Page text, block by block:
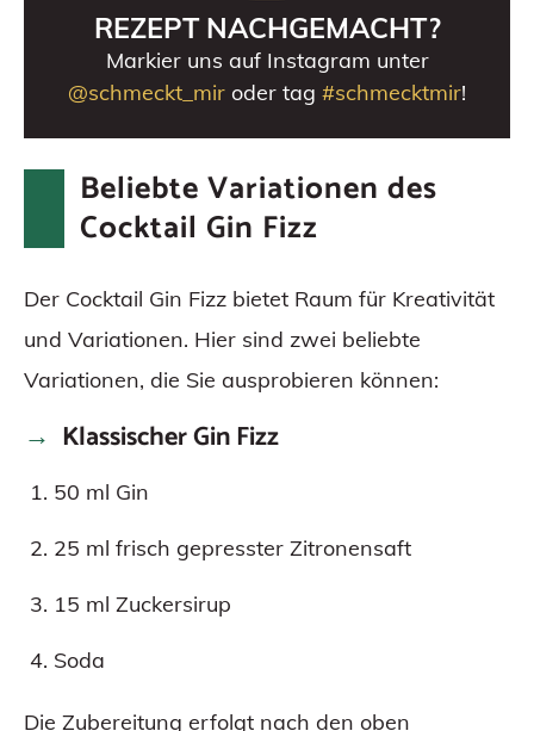
REZEPT NACHGEMACHT?
Markier uns auf Instagram unter
@schmeckt_mir oder tag #schmecktmir!
Beliebte Variationen des
Cocktail Gin Fizz
Der Cocktail Gin Fizz bietet Raum für Kreativität
und Variationen. Hier sind zwei beliebte
Variationen, die Sie ausprobieren können:
Klassischer Gin Fizz
50 ml Gin
25 ml frisch gepresster Zitronensaft
15 ml Zuckersirup
Soda
Die Zubereitung erfolgt nach den oben